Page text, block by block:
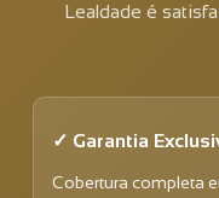
Lealdade é
✓ Garantia
Cobertura completa